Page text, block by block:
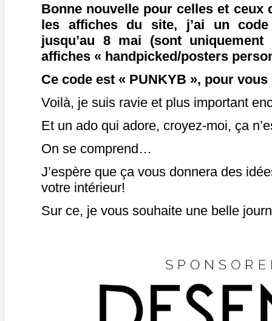
Bonne nouvelle pour celles et ceux
les affiches du site, j’ai un
jusqu’au 8 mai (sont
affiches « handpicked/posters
Ce code est « PUNKYB », pour
Voilà, je suis ravie et plus important
Et un ado qui adore, croyez-moi, ça
On se comprend…
J’espère que ça vous donnera des
votre intérieur!
Sur ce, je vous souhaite une belle